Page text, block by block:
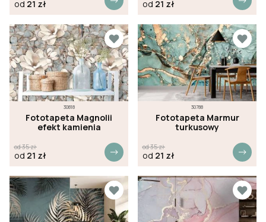
od 21 zł od 21 zł
30818
Fototapeta Magnolii
efekt kamienia
od35zł
od 21 zł
30788
Fototapeta Marmur
turkusowy
od35zł
od 21 zł